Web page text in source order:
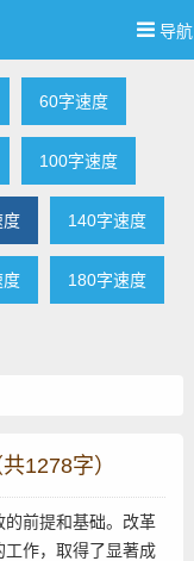
导航
60字速度
100字速度
度 140字速度
度 180字速度
1278字）
前提和基础。改革
作，取得了显著成